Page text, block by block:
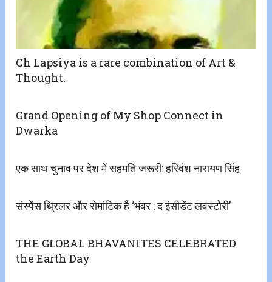
Ch Lapsiya is a rare combination of Art &
Thought.
Grand Opening of My Shop Connect in
Dwarka
एक साथ चुनाव पर देश में सहमति जरूरी: हरिवंश नारायण सिंह
संस्पेंस थ्रिलर और रोमांटिक है ‘भंवर : द इंसीडेंट लवस्टोरी’
THE GLOBAL BHAVANITES CELEBRATED
the Earth Day